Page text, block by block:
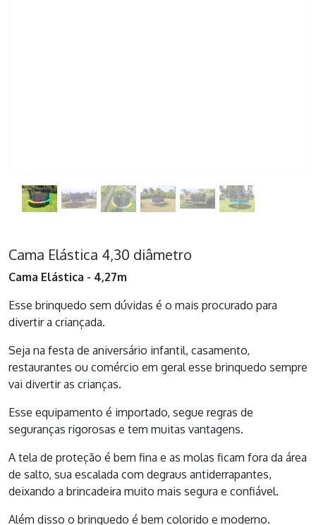
Cama Elástica 4,30 diâmetro
Cama Elástica - 4,27m
Esse brinquedo sem dúvidas é o mais procurado para
divertir a criançada.
Seja na festa de aniversário infantil, casamento,
restaurantes ou comércio em geral esse brinquedo sempre
vai divertir as crianças.
Esse equipamento é importado, segue regras de
seguranças rigorosas e tem muitas vantagens.
A tela de proteção é bem fina e as molas ficam fora da área
de salto, sua escalada com degraus antiderrapantes,
deixando a brincadeira muito mais segura e confiável.
Além disso o brinquedo é bem colorido e moderno.